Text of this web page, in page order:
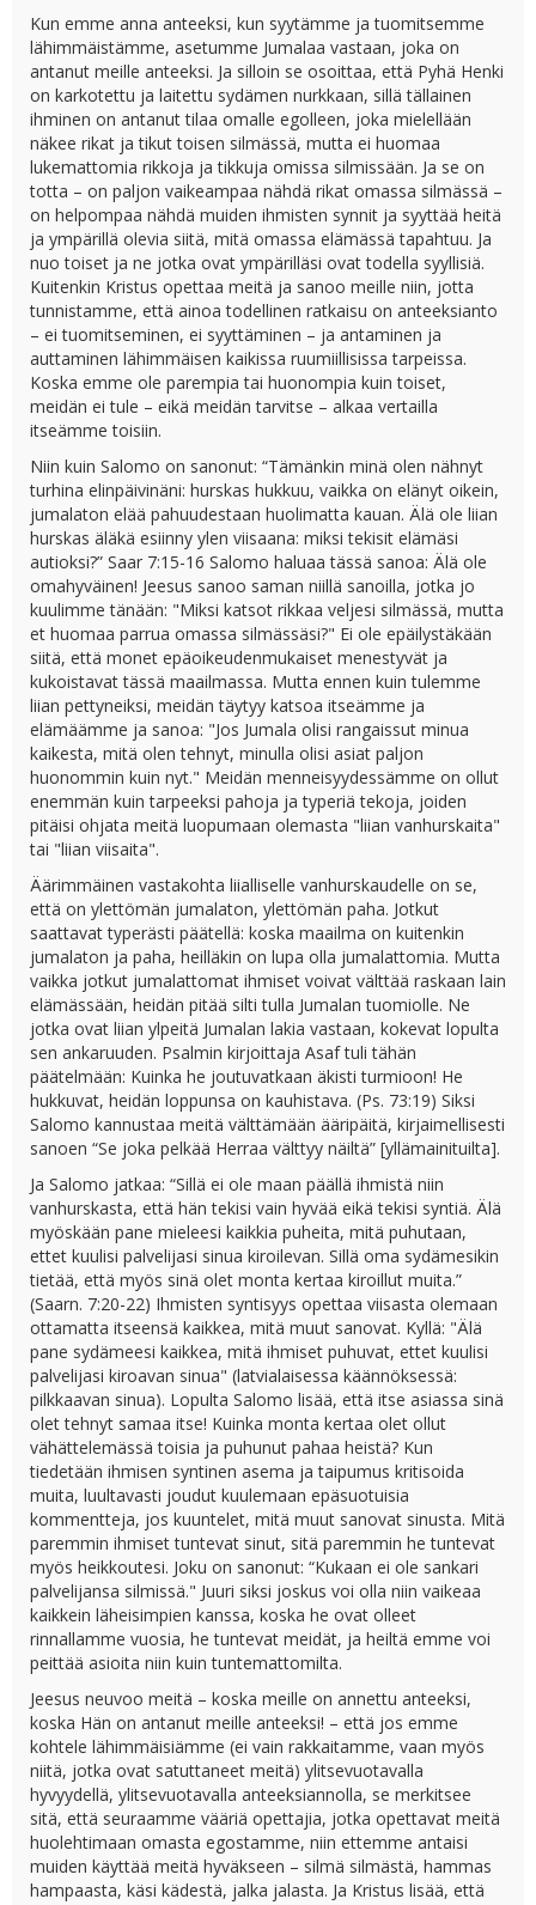
Kun emme anna anteeksi, kun syytämme ja tuomitsemme
lähimmäistämme, asetumme Jumalaa vastaan, joka on
antanut meille anteeksi. Ja silloin se osoittaa, että Pyhä Henki
on karkotettu ja laitettu sydämen nurkkaan, sillä tällainen
ihminen on antanut tilaa omalle egolleen, joka mielellään
näkee rikat ja tikut toisen silmässä, mutta ei huomaa
lukemattomia rikkoja ja tikkuja omissa silmissään. Ja se on
totta – on paljon vaikeampaa nähdä rikat omassa silmässä –
on helpompaa nähdä muiden ihmisten synnit ja syyttää heitä
ja ympärillä olevia siitä, mitä omassa elämässä tapahtuu. Ja
nuo toiset ja ne jotka ovat ympärilläsi ovat todella syyllisiä.
Kuitenkin Kristus opettaa meitä ja sanoo meille niin, jotta
tunnistamme, että ainoa todellinen ratkaisu on anteeksianto
– ei tuomitseminen, ei syyttäminen – ja antaminen ja
auttaminen lähimmäisen kaikissa ruumiillisissa tarpeissa.
Koska emme ole parempia tai huonompia kuin toiset,
meidän ei tule – eikä meidän tarvitse – alkaa vertailla
itseämme toisiin.
Niin kuin Salomo on sanonut: “Tämänkin minä olen nähnyt
turhina elinpäivinäni: hurskas hukkuu, vaikka on elänyt oikein,
jumalaton elää pahuudestaan huolimatta kauan. Älä ole liian
hurskas äläkä esiinny ylen viisaana: miksi tekisit elämäsi
autioksi?” Saar 7:15-16 Salomo haluaa tässä sanoa: Älä ole
omahyväinen! Jeesus sanoo saman niillä sanoilla, jotka jo
kuulimme tänään: "Miksi katsot rikkaa veljesi silmässä, mutta
et huomaa parrua omassa silmässäsi?" Ei ole epäilystäkään
siitä, että monet epäoikeudenmukaiset menestyvät ja
kukoistavat tässä maailmassa. Mutta ennen kuin tulemme
liian pettyneiksi, meidän täytyy katsoa itseämme ja
elämäämme ja sanoa: "Jos Jumala olisi rangaissut minua
kaikesta, mitä olen tehnyt, minulla olisi asiat paljon
huonommin kuin nyt." Meidän menneisyydessämme on ollut
enemmän kuin tarpeeksi pahoja ja typeriä tekoja, joiden
pitäisi ohjata meitä luopumaan olemasta "liian vanhurskaita"
tai "liian viisaita".
Äärimmäinen vastakohta liialliselle vanhurskaudelle on se,
että on ylettömän jumalaton, ylettömän paha. Jotkut
saattavat typerästi päätellä: koska maailma on kuitenkin
jumalaton ja paha, heilläkin on lupa olla jumalattomia. Mutta
vaikka jotkut jumalattomat ihmiset voivat välttää raskaan lain
elämässään, heidän pitää silti tulla Jumalan tuomiolle. Ne
jotka ovat liian ylpeitä Jumalan lakia vastaan, kokevat lopulta
sen ankaruuden. Psalmin kirjoittaja Asaf tuli tähän
päätelmään: Kuinka he joutuvatkaan äkisti turmioon! He
hukkuvat, heidän loppunsa on kauhistava. (Ps. 73:19) Siksi
Salomo kannustaa meitä välttämään ääripäitä, kirjaimellisesti
sanoen “Se joka pelkää Herraa välttyy näiltä” [yllämainituilta].
Ja Salomo jatkaa: “Sillä ei ole maan päällä ihmistä niin
vanhurskasta, että hän tekisi vain hyvää eikä tekisi syntiä. Älä
myöskään pane mieleesi kaikkia puheita, mitä puhutaan,
ettet kuulisi palvelijasi sinua kiroilevan. Sillä oma sydämesikin
tietää, että myös sinä olet monta kertaa kiroillut muita.”
(Saarn. 7:20-22) Ihmisten syntisyys opettaa viisasta olemaan
ottamatta itseensä kaikkea, mitä muut sanovat. Kyllä: "Älä
pane sydämeesi kaikkea, mitä ihmiset puhuvat, ettet kuulisi
palvelijasi kiroavan sinua" (latvialaisessa käännöksessä:
pilkkaavan sinua). Lopulta Salomo lisää, että itse asiassa sinä
olet tehnyt samaa itse! Kuinka monta kertaa olet ollut
vähättelemässä toisia ja puhunut pahaa heistä? Kun
tiedetään ihmisen syntinen asema ja taipumus kritisoida
muita, luultavasti joudut kuulemaan epäsuotuisia
kommentteja, jos kuuntelet, mitä muut sanovat sinusta. Mitä
paremmin ihmiset tuntevat sinut, sitä paremmin he tuntevat
myös heikkoutesi. Joku on sanonut: “Kukaan ei ole sankari
palvelijansa silmissä." Juuri siksi joskus voi olla niin vaikeaa
kaikkein läheisimpien kanssa, koska he ovat olleet
rinnallamme vuosia, he tuntevat meidät, ja heiltä emme voi
peittää asioita niin kuin tuntemattomilta.
Jeesus neuvoo meitä – koska meille on annettu anteeksi,
koska Hän on antanut meille anteeksi! – että jos emme
kohtele lähimmäisiämme (ei vain rakkaitamme, vaan myös
niitä, jotka ovat satuttaneet meitä) ylitsevuotavalla
hyvyydellä, ylitsevuotavalla anteeksiannolla, se merkitsee
sitä, että seuraamme vääriä opettajia, jotka opettavat meitä
huolehtimaan omasta egostamme, niin ettemme antaisi
muiden käyttää meitä hyväkseen – silmä silmästä, hammas
hampaasta, käsi kädestä, jalka jalasta. Ja Kristus lisää, että